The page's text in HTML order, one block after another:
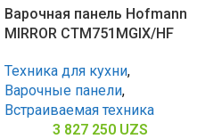
Варочная панель Hofmann
MIRROR CTM751MGIX/HF
Техника для кухни,
Варочные панели,
Встраиваемая техника
3 827 250 UZS